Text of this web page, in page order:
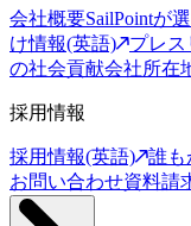
会社概要SailPointが
け情報(英語)
プレス
の社会貢献会社所在
採用情報
採用情報(英語)
誰も
お問い合わせ資料請